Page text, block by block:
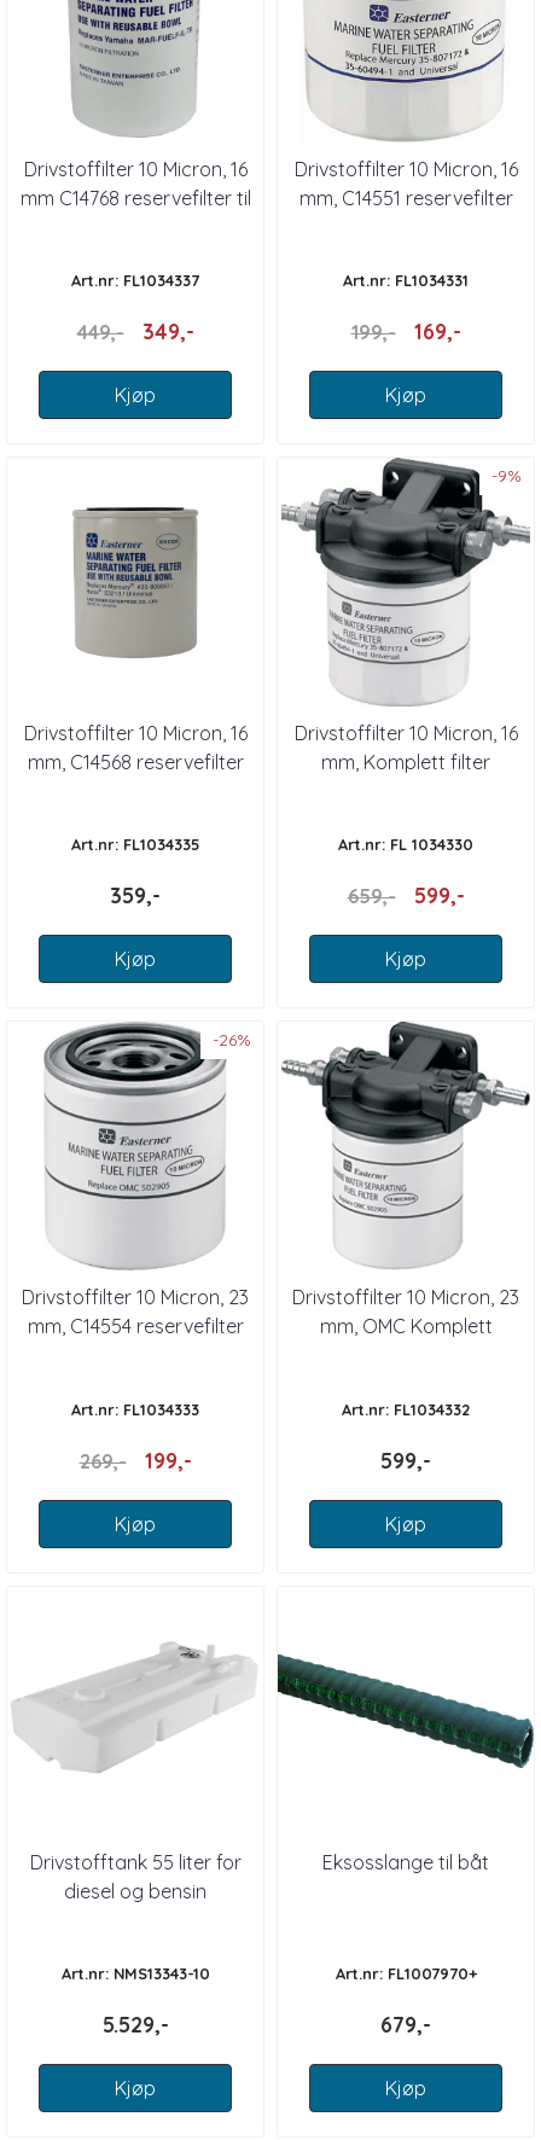
Drivstoffilter 10 Micron, 16
mm C14768 reservefilter til
Art.nr: FL1034337
449,- 349,-
Kjøp
Drivstoffilter 10 Micron, 16
mm, C14551 reservefilter
Art.nr: FL1034331
199,- 169,-
Kjøp
Drivstoffilter 10 Micron, 16
mm, C14568 reservefilter
Art.nr: FL1034335
359,-
Kjøp
-9%
Drivstoffilter 10 Micron, 16
mm, Komplett filter
Art.nr: FL 1034330
659,- 599,-
Kjøp
-26%
Drivstoffilter 10 Micron, 23
mm, C14554 reservefilter
Art.nr: FL1034333
269,- 199,-
Kjøp
Drivstoffilter 10 Micron, 23
mm, OMC Komplett
Art.nr: FL1034332
599,-
Kjøp
Drivstofftank 55 liter for
diesel og bensin
Art.nr: NMS13343-10
5.529,-
Kjøp
Eksosslange til båt
Art.nr: FL1007970+
679,-
Kjøp